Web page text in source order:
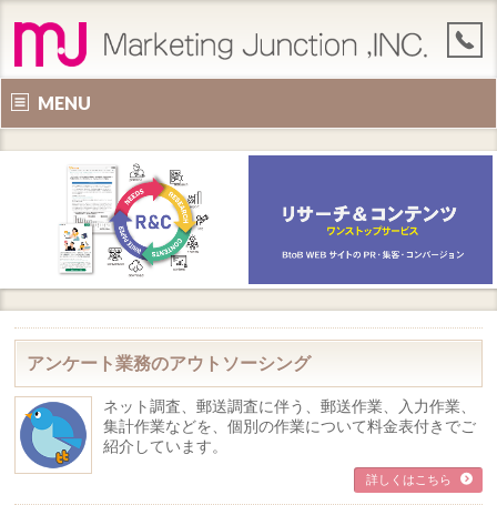
MENU
アンケート業務のアウトソーシング
ネット調査、郵送調査に伴う、郵送作業、入力作業、
集計作業などを、個別の作業について料金表付きでご
紹介しています。
詳しくはこちら